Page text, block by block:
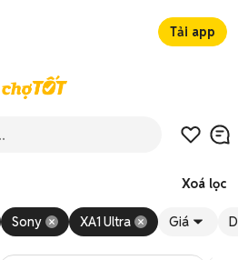
Tải app
Xoá lọc
Sony XA1 Ultra Giá